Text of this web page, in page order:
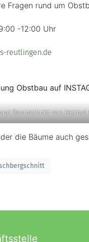
Fragen rund um
-12:00 Uhr
reutlingen.de
Obstbau auf
Baumschnitt von Helmut
die Bäume auch